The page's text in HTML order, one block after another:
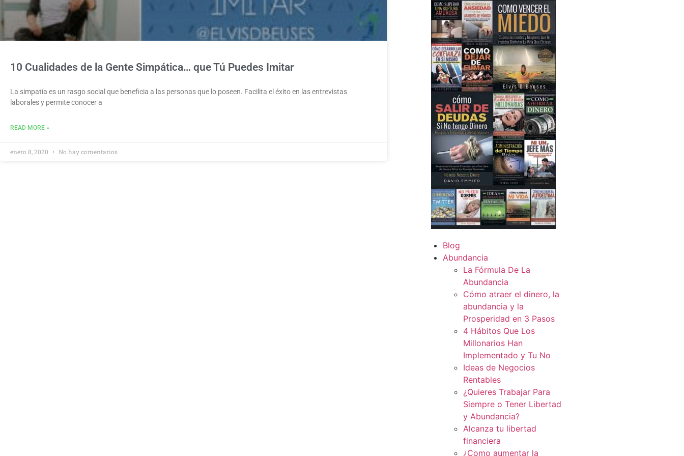
10 Cualidades de la Gente Simpática… que Tú Puedes Imitar
La simpatía es un rasgo social que beneficia a las personas que lo poseen. Facilita el éxito en las entrevistas
laborales y permite conocer a
READ MORE »
enero 8, 2020 No hay comentarios
Blog
Abundancia
La Fórmula De La
Abundancia
Cómo atraer el dinero, la
abundancia y la
Prosperidad en 3 Pasos
4 Hábitos Que Los
Millonarios Han
Implementado y Tu No
Ideas de Negocios
Rentables
¿Quieres Trabajar Para
Siempre o Tener Libertad
y Abundancia?
Alcanza tu libertad
financiera
¿Como aumentar la